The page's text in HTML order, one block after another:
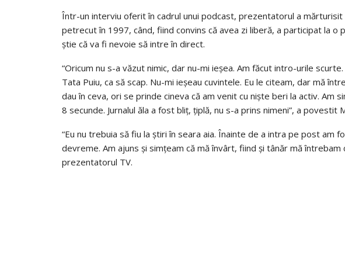
Într-un interviu oferit în cadrul unui podcast, prezentatorul a
petrecut în 1997, când, fiind convins că avea zi liberă, a participat la o
știe că va fi nevoie să intre în direct.
“Oricum nu s-a văzut nimic, dar nu-mi ieșea. Am făcut intro-urile
Tata Puiu, ca să scap. Nu-mi ieșeau cuvintele. Eu le citeam, dar mă
dau în ceva, ori se prinde cineva că am venit cu niște beri la activ. Am
8 secunde. Jurnalul ăla a fost bliț, țiplă, nu s-a prins nimeni”, a povestit
“Eu nu trebuia să fiu la știri în seara aia. Înainte de a intra pe post am
devreme. Am ajuns și simțeam că mă învârt, fiind și tânăr mă întrebam
prezentatorul TV.